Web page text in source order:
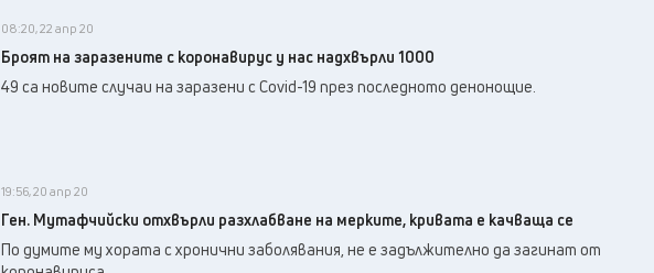
08:20, 22 апр 20
Броят на заразените с коронавирус у нас надхвърли 1000
49 са новите случаи на заразени с Covid-19 през последното денонощие.
19:56, 20 апр 20
Ген. Мутафчийски отхвърли разхлабване на мерките, кривата е качваща се
По думите му хората с хронични заболявания, не е задължително да загинат от